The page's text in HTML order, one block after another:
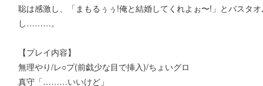
聡は感激し、「まもるぅぅ!俺と結婚してくれよぉ〜!」とバスタ
し………。
【プレイ内容】
無理やり/レ○プ(前戯少な目で挿入)/ちょいグロ
真守「………いいけど」